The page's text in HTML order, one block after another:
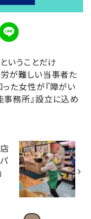
いうことだけ
が難しい当事者た
た女性が『障がい
務所』設立に込め